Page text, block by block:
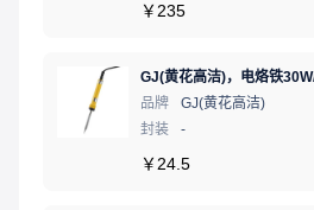
￥ 235
品牌
GJ(黄花高洁)
封装
-
￥ 24.5